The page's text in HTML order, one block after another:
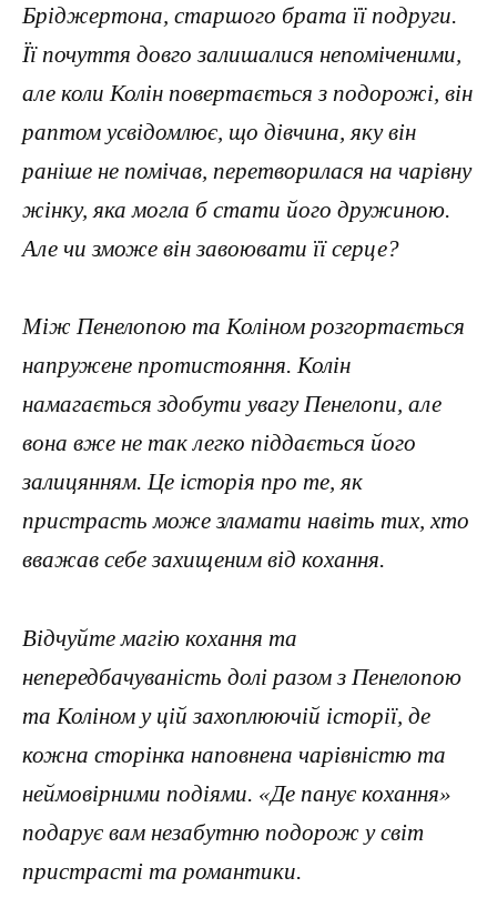
Бріджертона, старшого брата її подруги.
Її почуття довго залишалися непоміченими,
але коли Колін повертається з подорожі, він
раптом усвідомлює, що дівчина, яку він
раніше не помічав, перетворилася на чарівну
жінку, яка могла б стати його дружиною.
Але чи зможе він завоювати її серце?
Між Пенелопою та Коліном розгортається
напружене протистояння. Колін
намагається здобути увагу Пенелопи, але
вона вже не так легко піддається його
залицянням. Це історія про те, як
пристрасть може зламати навіть тих, хто
вважав себе захищеним від кохання.
Відчуйте магію кохання та
непередбачуваність долі разом з Пенелопою
та Коліном у цій захоплюючій історії, де
кожна сторінка наповнена чарівністю та
неймовірними подіями. «Де панує кохання»
подарує вам незабутню подорож у світ
пристрасті та романтики.